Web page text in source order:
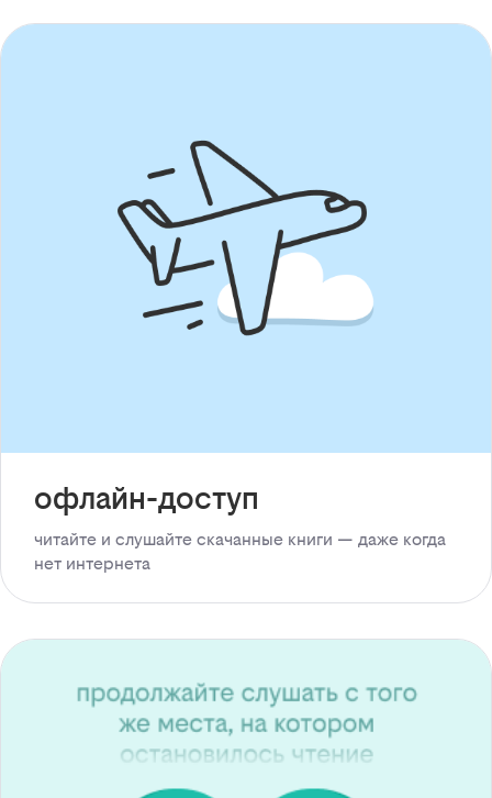
офлайн-доступ
читайте и слушайте скачанные книги — даже когда
нет интернета